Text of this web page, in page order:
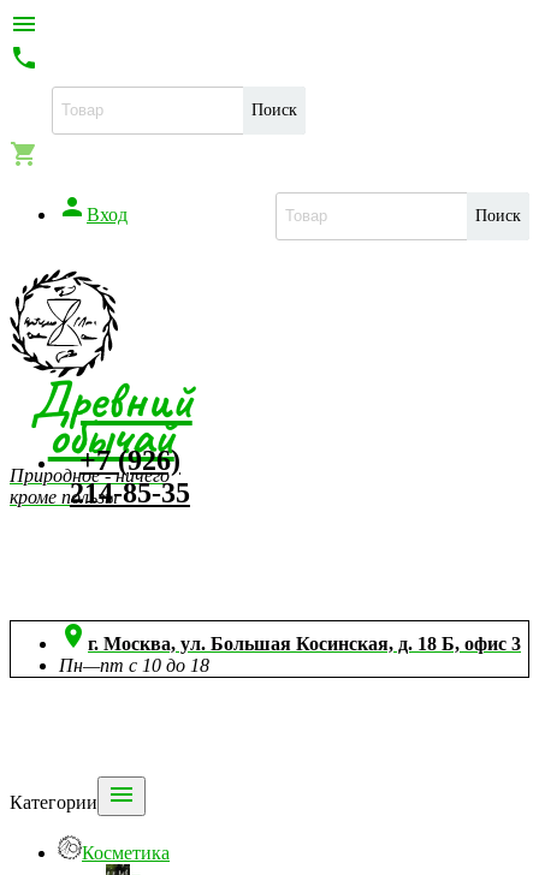


Поиск

Поиск
 Вход
Древний
обычай
Природное - ничего
кроме пользы
+7 (926)
214-85-35
 г. Москва, ул. Большая Косинская, д. 18 Б, офис 3
Пн—пт с 10 до 18
Категории 
Косметика